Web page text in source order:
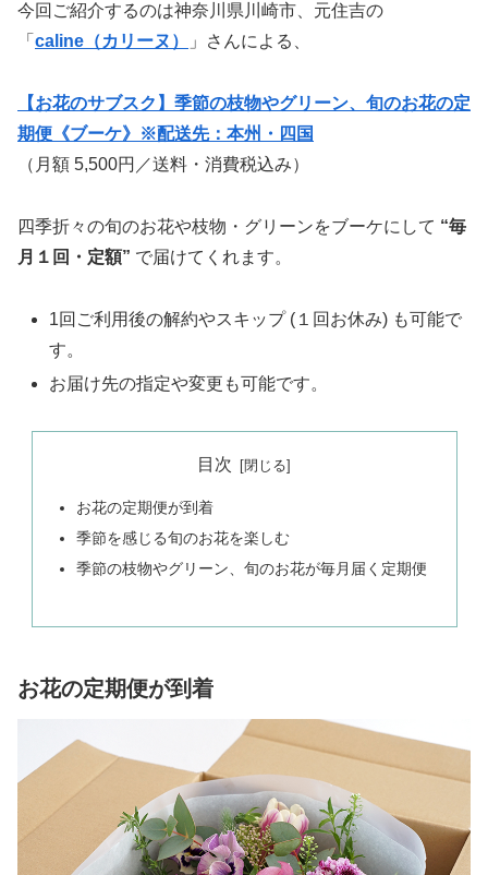
今回ご紹介するのは神奈川県川崎市、元住吉の
「 caline（カリーヌ） 」さんによる、
【お花のサブスク】季節の枝物やグリーン、旬のお花の定
期便《ブーケ》※配送先：本州・四国
（月額 5,500円／送料・消費税込み）
四季折々の旬のお花や枝物・グリーンをブーケにして “毎
月１回・定額” で届けてくれます。
1回ご利用後の解約やスキップ (１回お休み) も可能で
す。
お届け先の指定や変更も可能です。
目次
お花の定期便が到着
季節を感じる旬のお花を楽しむ
季節の枝物やグリーン、旬のお花が毎月届く定期便
お花の定期便が到着